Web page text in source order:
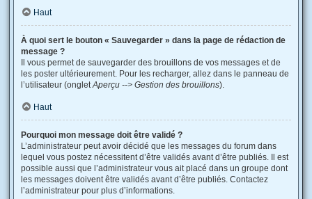
Haut
À quoi sert le bouton « Sauvegarder » dans la page de rédaction de
message ?
Il vous permet de sauvegarder des brouillons de vos messages et de
les poster ultérieurement. Pour les recharger, allez dans le panneau de
l’utilisateur (ongletAperçu --> Gestion des brouillons).
Haut
Pourquoi mon message doit être validé ?
L’administrateur peut avoir décidé que les messages du forum dans
lequel vous postez nécessitent d’être validés avant d’être publiés. Il est
possible aussi que l’administrateur vous ait placé dans un groupe dont
les messages doivent être validés avant d’être publiés. Contactez
l’administrateur pour plus d’informations.